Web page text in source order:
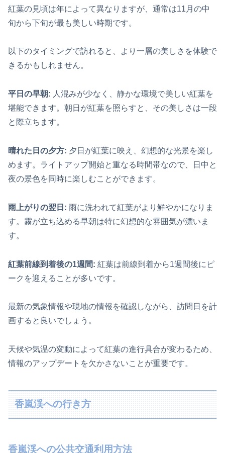
紅葉の見頃は年によって異なりますが、通常は11月の中
旬から下旬が最も美しい時期です。
以下のタイミングで訪れると、より一層の美しさを体験で
きるかもしれません。
平日の早朝: 人混みが少なく、静かな環境で美しい紅葉を
堪能できます。朝日が紅葉を照らすと、その美しさは一段
と際立ちます。
晴れた日の夕方: 夕日が紅葉に映え、幻想的な光景を楽し
めます。ライトアップ開始と重なる時間帯なので、日中と
夜の景色を同時に楽しむことができます。
雨上がりの翌日: 雨に洗われて紅葉がより鮮やかになりま
す。霧が立ち込める早朝は特に幻想的な雰囲気が漂いま
す。
紅葉前線到着後の1週間: 紅葉は前線到着から1週間後にピ
ークを迎えることが多いです。
最新の気象情報や現地の情報を確認しながら、訪問日を計
画すると良いでしょう。
天候や気温の変動によって紅葉の進行具合が変わるため、
情報のアップデートを欠かさないことが重要です。
香嵐渓への行き方
香嵐渓への公共交通利用方法